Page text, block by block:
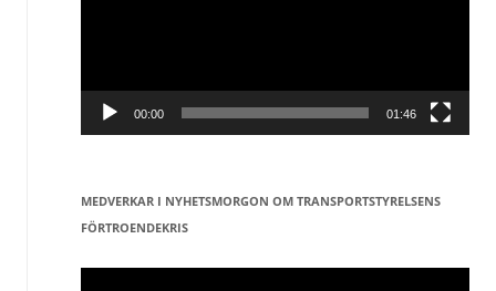
00:00 01:46
MEDVERKAR I NYHETSMORGON OM TRANSPORTSTYRELSENS
FÖRTROENDEKRIS
Videospelare